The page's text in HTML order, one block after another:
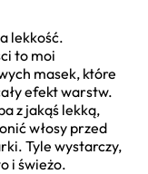
lekkość.
to moi
masek, które
efekt warstw.
z jakąś lekką,
włosy przed
Tyle wystarczy,
i świeżo.